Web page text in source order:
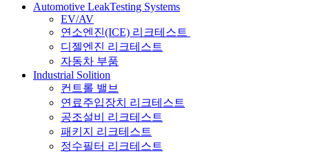
Automotive LeakTesting Systems
EV/AV
연소엔진(ICE) 리크테스트
디젤엔진 리크테스트
자동차 부품
Industrial Solition
컨트롤 밸브
연료주입장치 리크테스트
공조설비 리크테스트
패키지 리크테스트
정수필터 리크테스트